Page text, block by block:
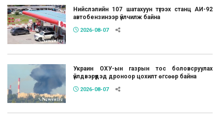
Нийслэлийн 107 шатахуун түгээх станц АИ-92
автобензинээр үйлчилж байна
2026-08-07
Украин ОХУ-ын газрын тос боловсруулах
үйлдвэрүүдэд дроноор цохилт өгсөөр байна
2026-08-07